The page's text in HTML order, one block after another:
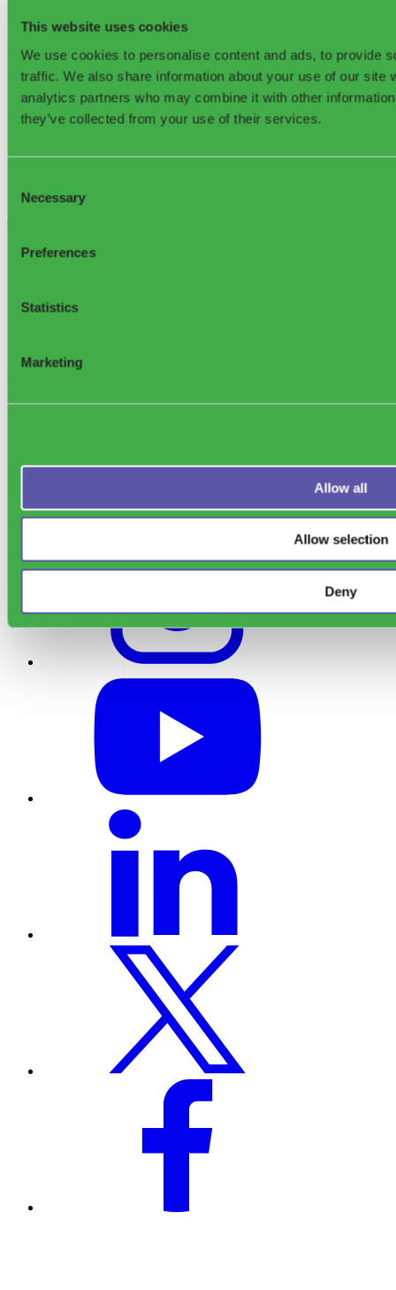
This website uses cookies
We use cookies to personalise content and ads, to provide
traffic. We also share information about your use of our site
analytics partners who may combine it with other
they’ve collected from your use of their services.
Selection
Necessary
Preferences
Statistics
Marketing
Allow all
Allow selection
Deny
Blog
Eventos
Seminarios web
Global Waste Index
Contacto
Sobre nosotros
FAQ
Premios y reconocimientos
Privacidad de datos en sensoneo.com
©2025, Sensoneo j. s. a. Todos los derechos reservados
Newbury St. 5th Floor, Boston, MA 02115, USA
Support